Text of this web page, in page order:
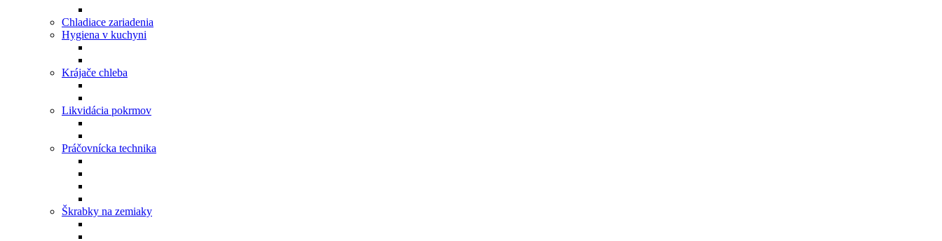
Chladiace zariadenia
Hygiena v kuchyni
Krájače chleba
Likvidácia pokrmov
Práčovnícka technika
Škrabky na zemiaky